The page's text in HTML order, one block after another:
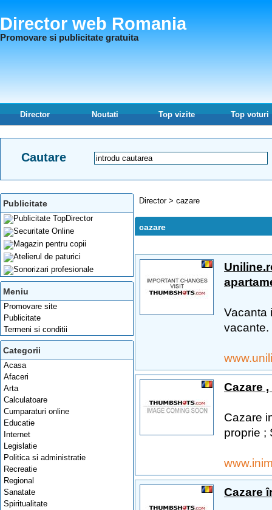
Director web Romania
Promovare si publicitate gratuita
Director Noutati Top vizite Top voturi
Cautare
Publicitate
Meniu
Promovare site
Publicitate
Termeni si conditii
Categorii
Acasa
Afaceri
Arta
Calculatoare
Cumparaturi online
Educatie
Internet
Legislatie
Politica si administratie
Recreatie
Regional
Sanatate
Spiritualitate
Director> cazare
cazare
Vacanta
vacante.
Cazare
Cazare
proprie ;
Cazare